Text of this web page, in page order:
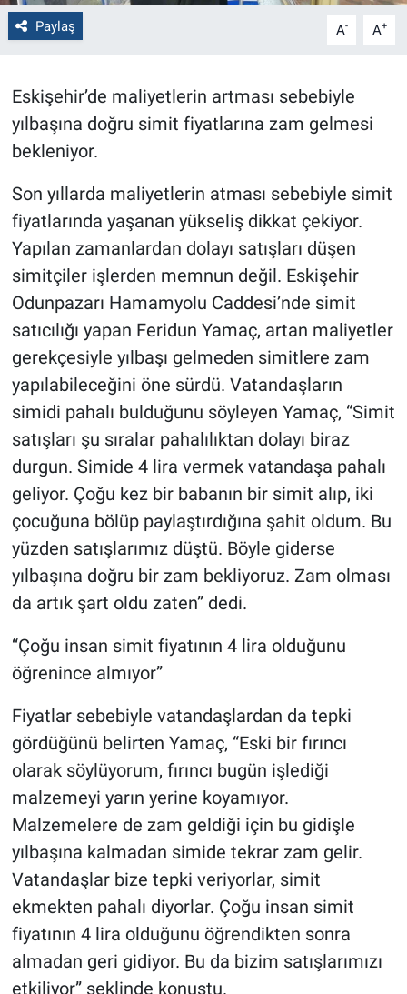
Paylaş A- A+
Eskişehir’de maliyetlerin artması sebebiyle
yılbaşına doğru simit fiyatlarına zam gelmesi
bekleniyor.
Son yıllarda maliyetlerin atması sebebiyle simit
fiyatlarında yaşanan yükseliş dikkat çekiyor.
Yapılan zamanlardan dolayı satışları düşen
simitçiler işlerden memnun değil. Eskişehir
Odunpazarı Hamamyolu Caddesi’nde simit
satıcılığı yapan Feridun Yamaç, artan maliyetler
gerekçesiyle yılbaşı gelmeden simitlere zam
yapılabileceğini öne sürdü. Vatandaşların
simidi pahalı bulduğunu söyleyen Yamaç, “Simit
satışları şu sıralar pahalılıktan dolayı biraz
durgun. Simide 4 lira vermek vatandaşa pahalı
geliyor. Çoğu kez bir babanın bir simit alıp, iki
çocuğuna bölüp paylaştırdığına şahit oldum. Bu
yüzden satışlarımız düştü. Böyle giderse
yılbaşına doğru bir zam bekliyoruz. Zam olması
da artık şart oldu zaten” dedi.
“Çoğu insan simit fiyatının 4 lira olduğunu
öğrenince almıyor”
Fiyatlar sebebiyle vatandaşlardan da tepki
gördüğünü belirten Yamaç, “Eski bir fırıncı
olarak söylüyorum, fırıncı bugün işlediği
malzemeyi yarın yerine koyamıyor.
Malzemelere de zam geldiği için bu gidişle
yılbaşına kalmadan simide tekrar zam gelir.
Vatandaşlar bize tepki veriyorlar, simit
ekmekten pahalı diyorlar. Çoğu insan simit
fiyatının 4 lira olduğunu öğrendikten sonra
almadan geri gidiyor. Bu da bizim satışlarımızı
etkiliyor” şeklinde konuştu.
Çevre
Magazin